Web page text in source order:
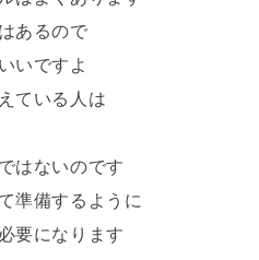
あるので
いですよ
ている人は
はないのです
準備するように
要になります